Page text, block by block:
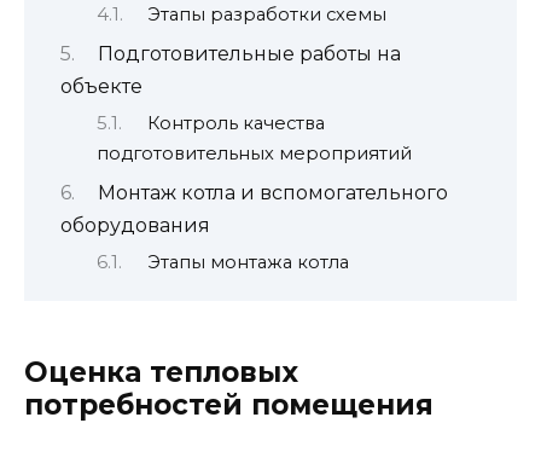
Этапы разработки схемы
Подготовительные работы на
объекте
Контроль качества
подготовительных мероприятий
Монтаж котла и вспомогательного
оборудования
Этапы монтажа котла
Оценка тепловых
потребностей помещения